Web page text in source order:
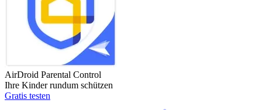
AirDroid Parental Control
Ihre Kinder rundum schützen
Gratis testen